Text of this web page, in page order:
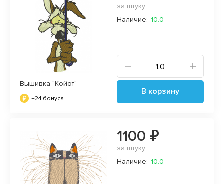
Вышивка "Койот"
+24 бонуса
за штуку
Наличие: 10.0
В корзину
1100 ₽
за штуку
Наличие: 10.0